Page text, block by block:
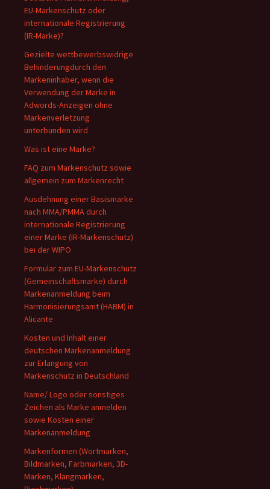
EU-Markenschutz oder
internationale Registrierung
(IR-Marke)?
Gezielte wettbewerbswidrige
Behinderungdurch den
Markeninhaber, wenn die
Verwendung der Marke in
Adwords-Anzeigen ohne
Markenverletzung
unterbunden wird
Was ist eine Marke?
FAQ zum Markenschutz sowie
allgemein zum Markenrecht
Ausdehnung einer Basismarke
nach MMA/PMMA durch
internationale Registrierung
einer Marke (IR-Markenschutz)
bei der WIPO
Formular zum EU-Markenschutz
(Gemeinschaftsmarke) durch
Markenanmeldung beim
Harmonisierungsamt (HABM) in
Alicante
Kosten und Inhalt einer
deutschen Markenanmeldung
zur Erlangung von
Markenschutz in Deutschland
Name/ Logo oder sonstiges
Zeichen als Marke anmelden
sowie Kosten einer
Markenanmeldung
Markenformen (Wortmarken,
Bildmarken, Farbmarken, 3D-
Marken, Klangmarken,